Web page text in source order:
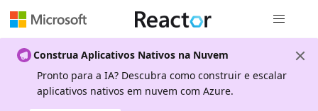
Construa Aplicativos Nativos na Nuvem
Pronto para a IA? Descubra como construir e escalar
aplicativos nativos em nuvem com Azure.